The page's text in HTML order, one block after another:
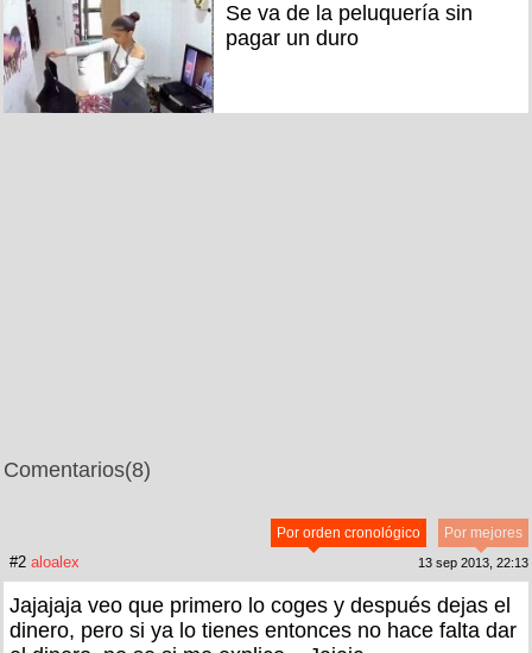
Se va de la peluquería sin
pagar un duro
Comentarios(8)
Por mejores
Por orden cronológico
#2 aloalex 13 sep 2013, 22:13
Jajajaja veo que primero lo coges y después dejas el
dinero, pero si ya lo tienes entonces no hace falta dar